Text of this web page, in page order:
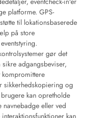
platforme. GPS-
til lokationsbaserede
på store
gør det
adgangsbeviser,
sikkerhedskopiering og
kan opretholde
eller ved